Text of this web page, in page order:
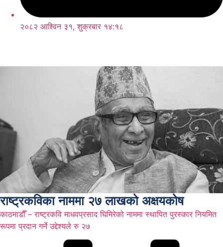
२०८२ आश्विन ३१, शुक्रबार १४:१८
राष्ट्रकविका नाममा २७ लाखको अक्षयकोष
काठमाडौँ – राष्ट्रकवि माधवप्रसाद घिमिरेको नाममा स्थापित पुरस्कार नियमित
रूपमा प्रदान गर्ने उद्देश्यले रु २७